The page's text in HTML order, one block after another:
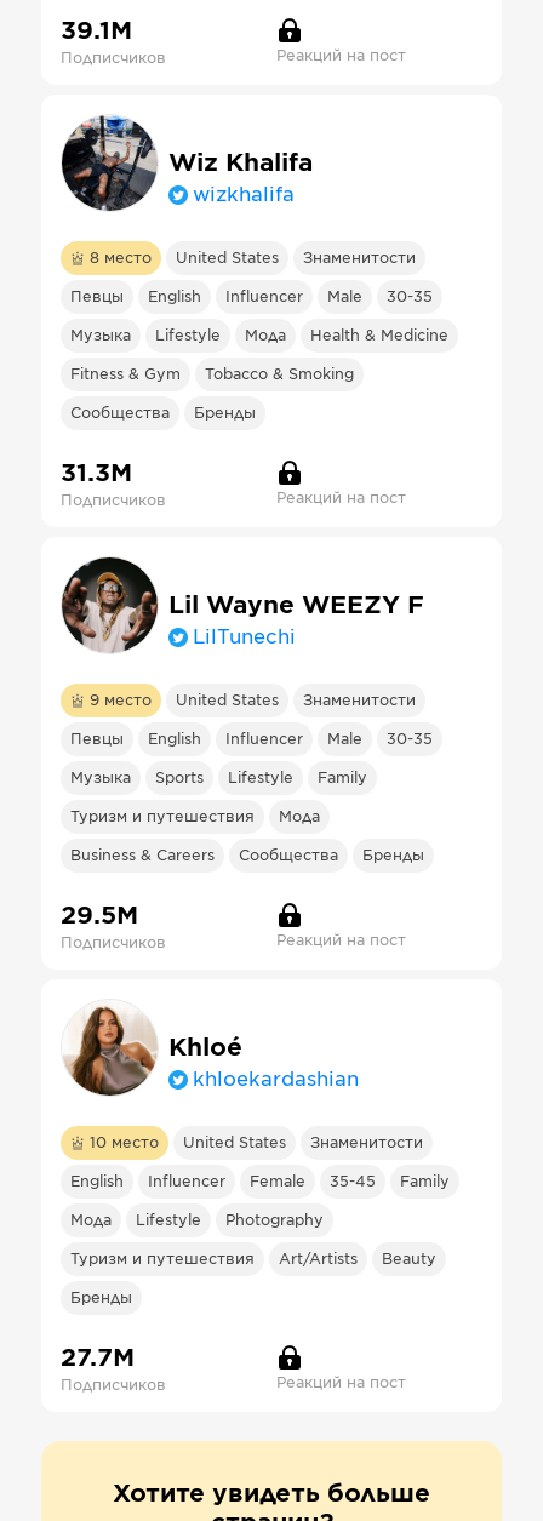
39.1М
Подписчиков Реакций на пост
Wiz Khalifa
wizkhalifa
8 место United States Знаменитости
Певцы English Influencer Male 30-35
Музыка Lifestyle Мода Health & Medicine
Fitness & Gym Tobacco & Smoking
Сообщества Бренды
31.3М
Подписчиков Реакций на пост
Lil Wayne WEEZY F
LilTunechi
9 место United States Знаменитости
Певцы English Influencer Male 30-35
Музыка Sports Lifestyle Family
Туризм и путешествия Мода
Business & Careers Сообщества Бренды
29.5М
Подписчиков Реакций на пост
Khloé
khloekardashian
10 место United States Знаменитости
English Influencer Female 35-45 Family
Мода Lifestyle Photography
Туризм и путешествия Art/Artists Beauty
Бренды
27.7М
Подписчиков Реакций на пост
Хотите увидеть больше